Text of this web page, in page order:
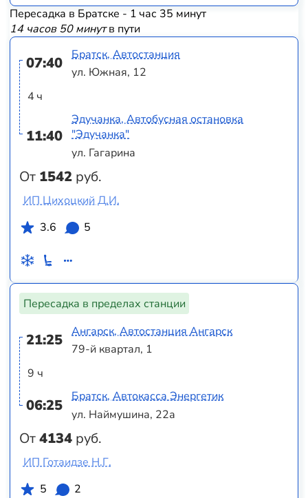
Пересадка в Братске - 1 час 35 минут
14 часов 50 минутв пути
07:40
4 ч
11:40
От 1542 руб.
Братск, Автостанция
ул. Южная, 12
Эдучанка, Автобусная остановка
"Эдучанка"
ул. Гагарина
ИП Цихоцкий Д.И.
3.6
5
Пересадка в пределах станции
21:25
9 ч
06:25
От4134 руб.
Ангарск, Автостанция Ангарск
79-й квартал, 1
Братск, Автокасса Энергетик
ул. Наймушина, 22а
ИП Готаидзе Н.Г.
5
2